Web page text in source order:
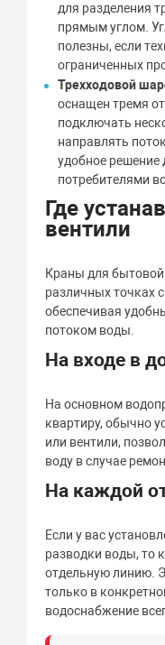
для разделения
прямым углом.
полезны, если
ограниченных
Трехходовой
оснащен тремя
подключать
направлять
удобное решение
потребителями
Где
вентили
Краны для бытовой
различных точках
обеспечивая
потоком воды.
На входе в
На основном
квартиру, обычно
или вентили,
воду в случае
На каждой
Если у вас
разводки воды, то
отдельную линию.
только в
водоснабжение